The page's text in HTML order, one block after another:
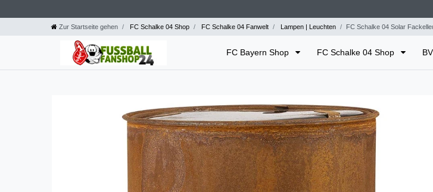
Zur Startseite gehen FC Schalke 04 Shop FC Schalke 04 Fanwelt Lampen | Leuchten FC Schalke 04 Solar
FC Bayern Shop FC Schalke 04 Shop